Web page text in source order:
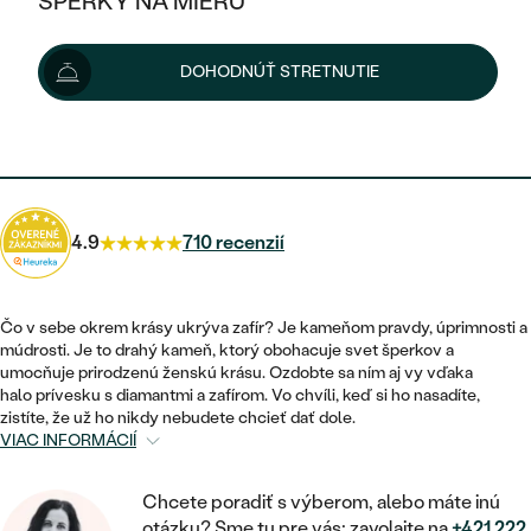
KOMBINOVANÉ ZLATO
PODĽA ŠTÝLU
ETERNITY
VINTAGE
NETRADIČNÉ
POSTRANNÉ DRAHOKAMY
HALO
VINTAGE
SET ZÁSNUBNÉHO PRSTEŇA A
NETRADIČNÉ
ZOSTAVTE SI PRSTEŇ
VÝPREDAJ
ŠPERKY ČO POMÁHAJÚ
PODĽA TYPU
NÁUŠNICE
PRSTENE
PRÍVESKY
NÁRAMKY
SETY
PÁNSKE ŠPERKY
PLATINOVÉ
NAPICHOVACIE
KRUHOVÉ
MINIMALISTICKÉ
VISIACE
SOLITÉR
V TVARE SRDCA
ZLATÉ
STRIEBORNÉ
PODĽA ŠTÝLU
SOLITÉR
NARODENIE DIEŤAŤA
PERSONALIZOVANÉ
SO ZNAMENÍM ZVEROKRUHU
MINIMALISTICKÉ
VÝPREDAJ
ZLATÉ
STRIEBORNÉ
PODĽA ŠTÝLU
ETERNITY
DOHODNÚŤ STRETNUTIE
819 €
Šperk vám doručíme do 3 - 4 týždňov. Možnosti doručenia
4.9 710 recenzií
Čo v sebe okrem krásy ukrýva zafír? Je kameňom pravdy, úprimnosti a
múdrosti. Je to drahý kameň, ktorý obohacuje svet šperkov a
umocňuje prirodzenú ženskú krásu. Ozdobte sa ním aj vy vďaka
halo prívesku s diamantmi a zafírom. Vo chvíli, keď si ho nasadíte,
zistíte, že už ho nikdy nebudete chcieť dať dole.
VIAC INFORMÁCIÍ
Chcete poradiť s výberom, alebo máte inú